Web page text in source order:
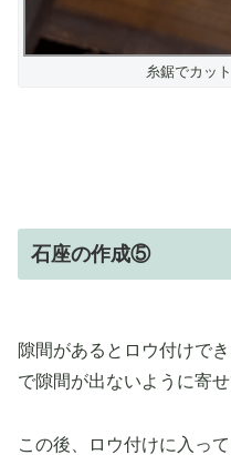
糸鋸でカット
石座の作成⑤
隙間があるとロウ付けで
で隙間が出ないように寄せ
この後、ロウ付けに入って